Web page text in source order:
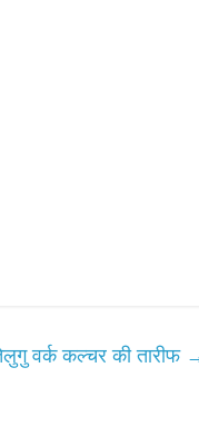
वर्क कल्चर की तारीफ